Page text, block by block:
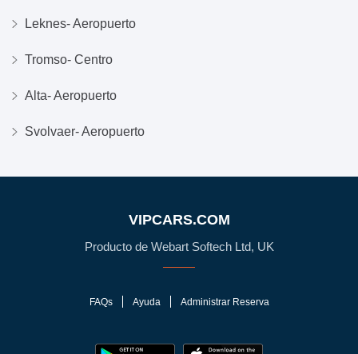
Leknes- Aeropuerto
Tromso- Centro
Alta- Aeropuerto
Svolvaer- Aeropuerto
VIPCARS.COM
Producto de Webart Softech Ltd, UK
FAQs Ayuda Administrar Reserva